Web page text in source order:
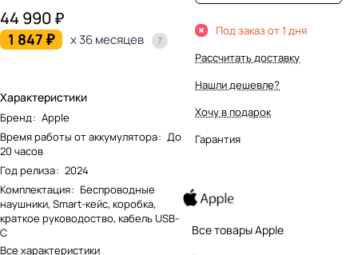
44 990 ₽
1 847 ₽ x 36 месяцев
Характеристики
Бренд: Apple
Время работы от аккумулятора: До
20 часов
Год релиза: 2024
Комплектация: Беспроводные
наушники, Smart-кейс, коробка,
краткое руководоство, кабель USB-
C
Все характеристики
Под заказ от 1 дня
Рассчитать доставку
Нашли дешевле?
Хочу в подарок
Гарантия
Все товары Apple